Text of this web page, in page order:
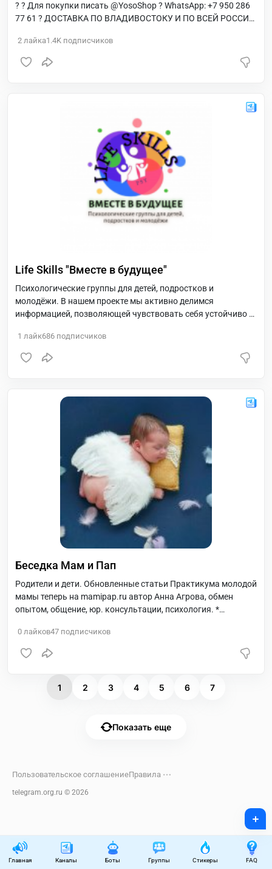
? ? Для покупки писать @YosoShop ? WhatsApp: +7 950 286
77 61 ? ДОСТАВКА ПО ВЛАДИВОСТОКУ И ПО ВСЕЙ РОССИИ
Мы на Фарпосте -
2 лайка1.4K подписчиков
Life Skills "Вместе в будущее"
Психологические группы для детей, подростков и
молодёжи. В нашем проекте мы активно делимся
информацией, позволяющей чувствовать себя устойчиво в
решения просто не хватает нужной информации.
1 лайк686 подписчиков
Беседка Мам и Пап
Родители и дети. Обновленные статьи Практикума молодой
мамы теперь на mamipap.ru автор Анна Агрова, обмен
опытом, общение, юр. консультации, психология. *
Детские товары ? полезные заметки ? *
0 лайков47 подписчиков
1 2 3 4 5 6 7
Показать еще
Пользовательское соглашениеПравила
telegram.org.ru © 2026
Главная Каналы Боты Группы Стикеры FAQ
+